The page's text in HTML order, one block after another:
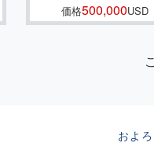
価格500,000USD
およ